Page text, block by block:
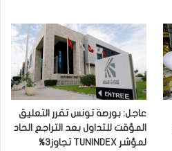
عاجل: بورصة تونس تقرر التعليق
المؤقت للتداول بعد التراجع الحاد
لمؤشر TUNINDEX تجاوز3%